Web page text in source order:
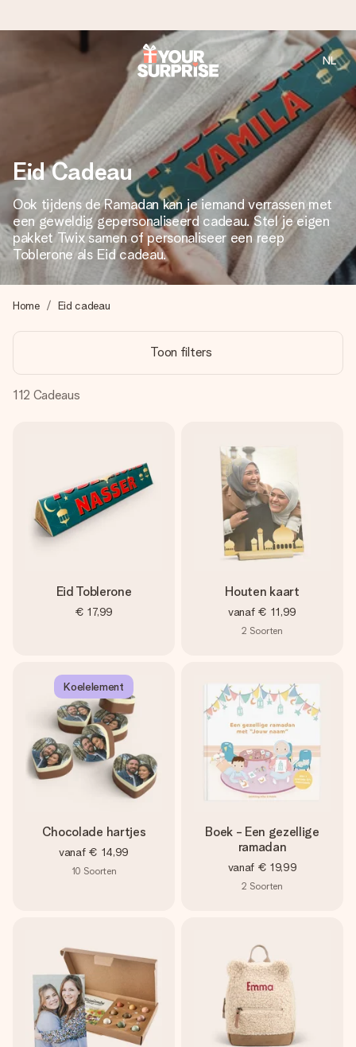
Voor 16:00 besteld, vandaag verzonden
We maken jouw cadeau met zorg en zorgen dat het
razendsnel onderweg is - zodat jij kunt geven op precies
het juiste moment, wanneer het het meeste betekent.
4,8 (gebaseerd op +8.000 reviews)
Onze cadeaus worden gewaardeerd. Klanten beoordelen
ons met een 4,7 op Google Reviews
Je maakt in een paar stappen iets unieks – met haar naam,
jullie foto of een boodschap die raakt. Zonder gedoe, maar
met alle aandacht voor het moment.
NL
Eid Cadeau
Ook tijdens de Ramadan kan je iemand verrassen met
een geweldig gepersonaliseerd cadeau. Stel je eigen
pakket Twix samen of personaliseer een reep
Toblerone als Eid cadeau.
Home Eid cadeau
Toon filters
112 Cadeaus
Eid Toblerone
€ 17,99
Houten kaart
vanaf € 11,99
2 Soorten
Koelelement
Chocolade hartjes
vanaf € 14,99
10 Soorten
Boek - Een gezellige
ramadan
vanaf € 19,99
2 Soorten